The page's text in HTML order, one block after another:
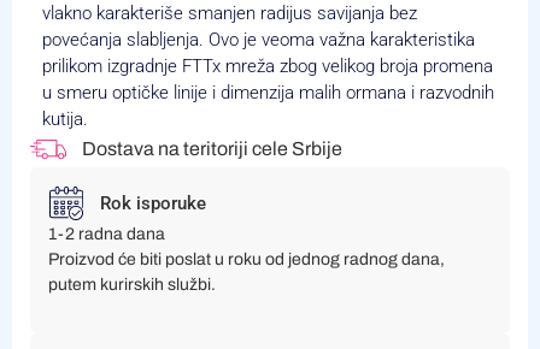
vlakno karakteriše smanjen radijus savijanja bez
povećanja slabljenja. Ovo je veoma važna karakteristika
prilikom izgradnje FTTx mreža zbog velikog broja promena
u smeru optičke linije i dimenzija malih ormana i razvodnih
kutija.
Dostava na teritoriji cele Srbije
Rok isporuke
1-2 radna dana
Proizvod će biti poslat u roku od jednog radnog dana,
putem kurirskih službi.